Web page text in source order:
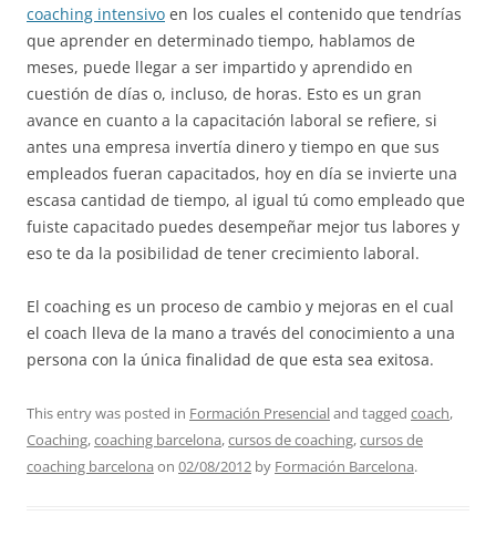
coaching intensivo en los cuales el contenido que tendrías
que aprender en determinado tiempo, hablamos de
meses, puede llegar a ser impartido y aprendido en
cuestión de días o, incluso, de horas. Esto es un gran
avance en cuanto a la capacitación laboral se refiere, si
antes una empresa invertía dinero y tiempo en que sus
empleados fueran capacitados, hoy en día se invierte una
escasa cantidad de tiempo, al igual tú como empleado que
fuiste capacitado puedes desempeñar mejor tus labores y
eso te da la posibilidad de tener crecimiento laboral.
El coaching es un proceso de cambio y mejoras en el cual
el coach lleva de la mano a través del conocimiento a una
persona con la única finalidad de que esta sea exitosa.
This entry was posted in Formación Presencialand tagged coach,
Coaching,coaching barcelona,cursos de coaching,cursos de
coaching barcelona on 02/08/2012 by Formación Barcelona.